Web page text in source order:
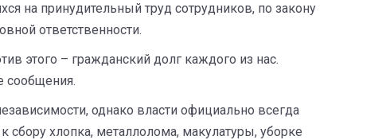
на принудительный труд сотрудников, по закону
ответственности.
этого – гражданский долг каждого из нас.
сообщения.
однако власти официально всегда
хлопка, металлолома, макулатуры, уборке